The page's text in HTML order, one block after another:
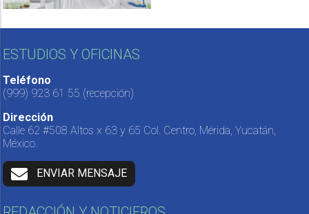
ESTUDIOS Y OFICINAS
Teléfono
(999) 923 61 55 (recepción)
Dirección
Calle 62 #508 Altos x 63 y 65 Col. Centro, Mérida, Yucatán,
México.
ENVIAR MENSAJE